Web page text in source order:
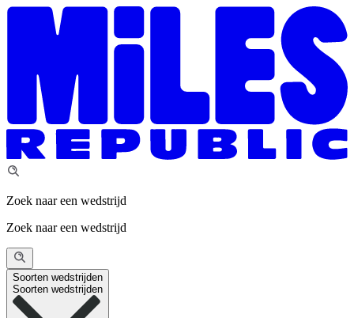
Zoek naar een wedstrijd
Zoek naar een wedstrijd
Soorten wedstrijden
Soorten wedstrijden